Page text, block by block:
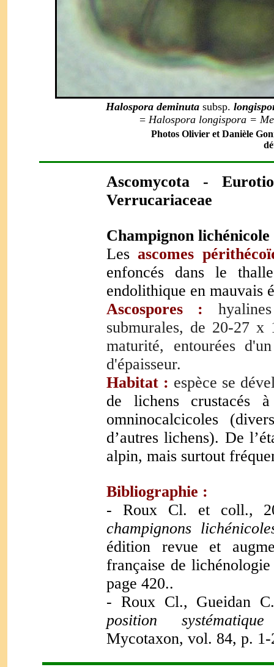
Halospora deminuta subsp.
= Halospora longispora =
Photos Olivier et Danièle
Ascomycota -
Verrucariaceae
Champignon lichénicole
Lesascomes
enfoncés dans le
endolithique en mauvais
Ascospores :
submurales, de 20-27
maturité, entourées
d'épaisseur.
Habitat : espèce se
de lichens crustacés
omninocalcicoles
d’autres lichens). De
alpin, mais surtout
Bibliographie :
- Roux Cl. et coll.,
champignons
édition revue et
française de
page 420..
- Roux Cl., Gueidan
position
Mycotaxon, vol. 84, p. 1-